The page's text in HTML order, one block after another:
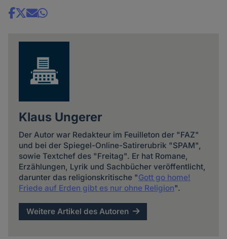
Share
Klaus Ungerer
Der Autor war Redakteur im Feuilleton der "FAZ"
und bei der Spiegel-Online-Satirerubrik "SPAM",
sowie Textchef des "Freitag". Er hat Romane,
Erzählungen, Lyrik und Sachbücher veröffentlicht,
darunter das religionskritische "Gott go home!
Friede auf Erden gibt es nur ohne Religion".
Weitere Artikel des Autoren